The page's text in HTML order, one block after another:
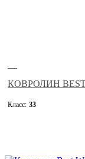
—
КОВРОЛИН BEST
Класс: 33